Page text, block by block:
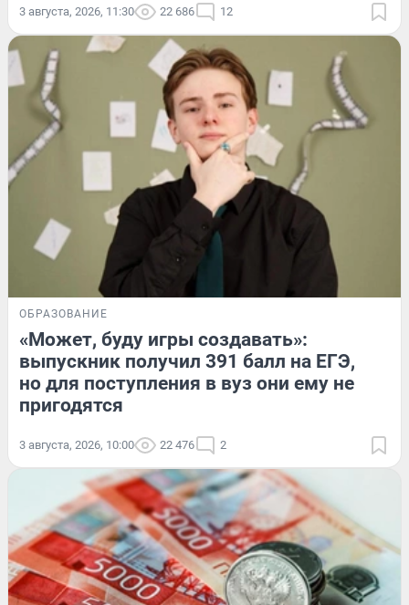
3 августа, 2026, 11:30 22 686 12
ОБРАЗОВАНИЕ
«Может, буду игры создавать»:
выпускник получил 391 балл на ЕГЭ,
но для поступления в вуз они ему не
пригодятся
3 августа, 2026, 10:00 22 476 2